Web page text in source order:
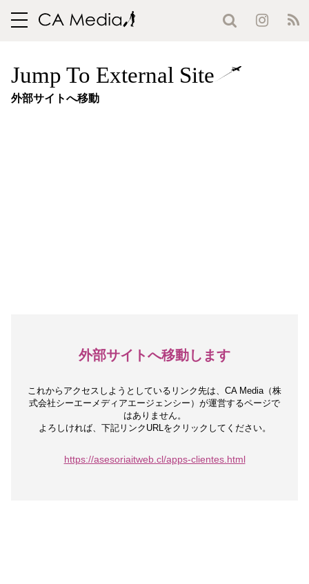
toggle
Jump To External Site
外部サイトへ移動
外部サイトへ移動します
これからアクセスしようとしているリンク先は、 CA Media（株
式会社シーエーメディアエージェンシー）が運営するページで
はありません。
よろしければ、下記リンクURLをクリックしてください。
https://asesoriaitweb.cl/apps-clientes.html